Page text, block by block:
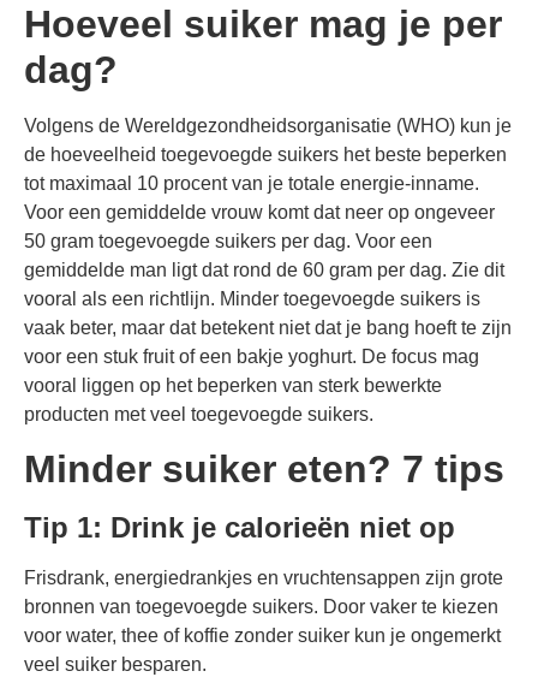
Hoeveel suiker mag je per
dag?
Volgens de Wereldgezondheidsorganisatie (WHO) kun je
de hoeveelheid toegevoegde suikers het beste beperken
tot maximaal 10 procent van je totale energie-inname.
Voor een gemiddelde vrouw komt dat neer op ongeveer
50 gram toegevoegde suikers per dag. Voor een
gemiddelde man ligt dat rond de 60 gram per dag. Zie dit
vooral als een richtlijn. Minder toegevoegde suikers is
vaak beter, maar dat betekent niet dat je bang hoeft te zijn
voor een stuk fruit of een bakje yoghurt. De focus mag
vooral liggen op het beperken van sterk bewerkte
producten met veel toegevoegde suikers.
Minder suiker eten? 7 tips
Tip 1: Drink je calorieën niet op
Frisdrank, energiedrankjes en vruchtensappen zijn grote
bronnen van toegevoegde suikers. Door vaker te kiezen
voor water, thee of koffie zonder suiker kun je ongemerkt
veel suiker besparen.